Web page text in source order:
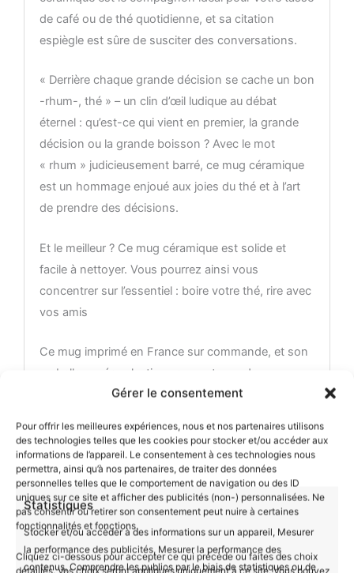
Gérer le consentement
Pour offrir les meilleures expériences, nous et nos partenaires utilisons
des technologies telles que les cookies pour stocker et/ou accéder aux
informations de l’appareil. Le consentement à ces technologies nous
permettra, ainsi qu’à nos partenaires, de traiter des données
personnelles telles que le comportement de navigation ou des ID
uniques sur ce site et afficher des publicités (non-) personnalisées. Ne
pas consentir ou retirer son consentement peut nuire à certaines
fonctionnalités et fonctions.
Cliquez ci-dessous pour accepter ce qui précède ou faites des choix
détaillés. Vos choix seront appliqués uniquement à ce site. Vous pouvez
Statistiques
Stocker et/ou accéder à des informations sur un appareil, Mesurer
la performance des publicités, Mesurer la performance des
contenus, Comprendre les publics par le biais de statistiques ou de
de café ou de thé quotidienne, et sa citation
espiègle est sûre de susciter des conversations.
« Derrière chaque grande décision se cache un bon
-rhum-, thé » – un clin d’œil ludique au débat
éternel : qu’est-ce qui vient en premier, la grande
décision ou la grande boisson ? Avec le mot
« rhum » judicieusement barré, ce mug céramique
est un hommage enjoué aux joies du thé et à l’art
de prendre des décisions.
Et le meilleur ? Ce mug céramique est solide et
facile à nettoyer. Vous pourrez ainsi vous
concentrer sur l’essentiel : boire votre thé, rire avec
vos amis
Ce mug imprimé en France sur commande, et son
emballage zéro plastique respectueux de
l’environnement, est le cadeau parfait pour un ami,
que l’humour, même au travail, est important :-).
Matériau : céramique
– Capacité du mug : 330ml
– Hauteur du mug : 9,8 cm
– Lavable à la main ou au lave-vaisselle
– Résistant au micro-ondes